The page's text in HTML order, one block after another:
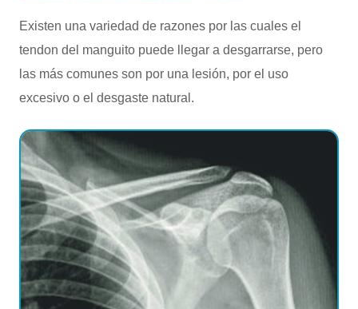
Existen una variedad de razones por las cuales el
tendon del manguito puede llegar a desgarrarse, pero
las más comunes son por una lesión, por el uso
excesivo o el desgaste natural.